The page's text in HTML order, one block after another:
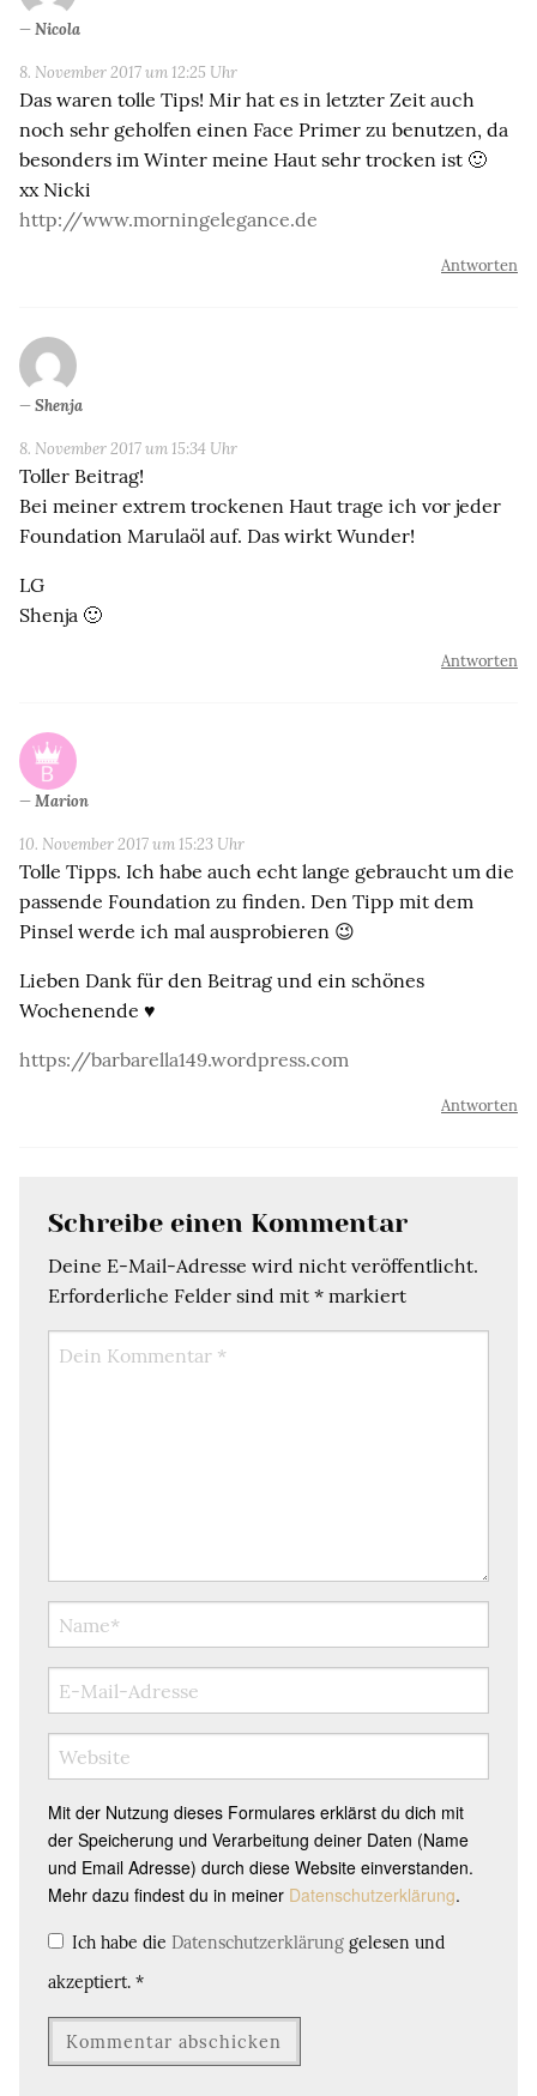
Nicola
8. November 2017 um 12:25 Uhr
Das waren tolle Tips! Mir hat es in letzter Zeit auch
noch sehr geholfen einen Face Primer zu benutzen, da
besonders im Winter meine Haut sehr trocken ist 🙂
xx Nicki
http://www.morningelegance.de
Antworten
Shenja
8. November 2017 um 15:34 Uhr
Toller Beitrag!
Bei meiner extrem trockenen Haut trage ich vor jeder
Foundation Marulaöl auf. Das wirkt Wunder!
LG
Shenja 🙂
Antworten
Marion
10. November 2017 um 15:23 Uhr
Tolle Tipps. Ich habe auch echt lange gebraucht um die
passende Foundation zu finden. Den Tipp mit dem
Pinsel werde ich mal ausprobieren 😉
Lieben Dank für den Beitrag und ein schönes
Wochenende ♥
https://barbarella149.wordpress.com
Antworten
Schreibe einen Kommentar
Deine E-Mail-Adresse wird nicht veröffentlicht.
Erforderliche Felder sind mit * markiert
Mit der Nutzung dieses Formulares erklärst du dich mit
der Speicherung und Verarbeitung deiner Daten (Name
und Email Adresse) durch diese Website einverstanden.
Mehr dazu findest du in meiner Datenschutzerklärung.
Ich habe die Datenschutzerklärung gelesen und
akzeptiert. *